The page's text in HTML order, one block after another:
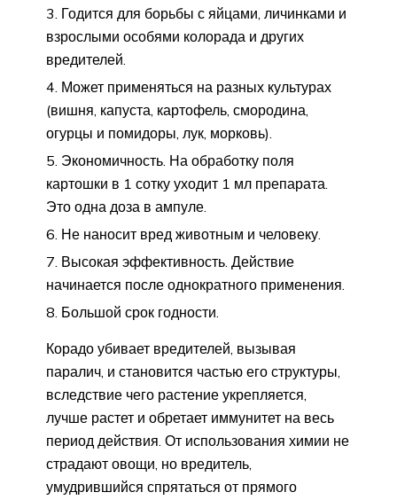
Годится для борьбы с яйцами, личинками и
взрослыми особями колорада и других
вредителей.
Может применяться на разных культурах
(вишня, капуста, картофель, смородина,
огурцы и помидоры, лук, морковь).
Экономичность. На обработку поля
картошки в 1 сотку уходит 1 мл препарата.
Это одна доза в ампуле.
Не наносит вред животным и человеку.
Высокая эффективность. Действие
начинается после однократного применения.
Большой срок годности.
Корадо убивает вредителей, вызывая
паралич, и становится частью его структуры,
вследствие чего растение укрепляется,
лучше растет и обретает иммунитет на весь
период действия. От использования химии не
страдают овощи, но вредитель,
умудрившийся спрятаться от прямого